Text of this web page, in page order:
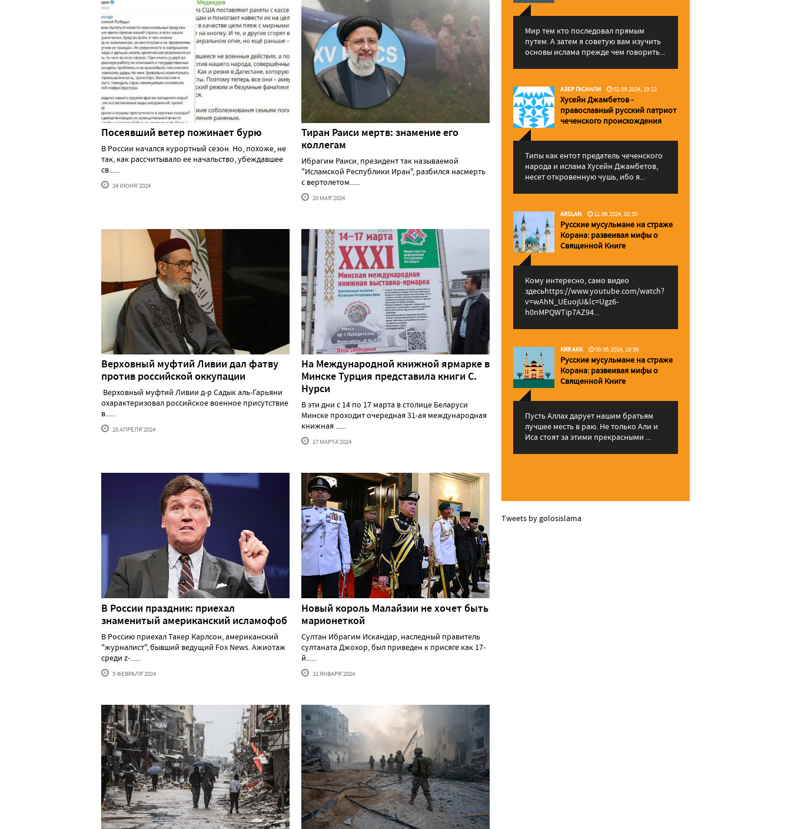
Посеявший ветер пожинает бурю
В России начался курортный сезон. Но, похоже, не
так, как рассчитывало ее начальство, убеждавшее
св......
24 ИЮНЯ'2024
Тиран Раиси мертв: знамение его
коллегам
Ибрагим Раиси, президент так называемой
"Исламской Республики Иран", разбился насмерть
с вертолетом......
20 МАЯ'2024
Верховный муфтий Ливии дал фатву
против российской оккупации
Верховный муфтий Ливии д-р Садык аль-Гарьяни
охарактеризовал российское военное присутствие
в......
28 АПРЕЛЯ'2024
На Международной книжной ярмарке в
Минске Турция представила книги С.
Нурси
В эти дни с 14 по 17 марта в столице Беларуси
Минске проходит очередная 31-ая международная
книжная ......
17 МАРТА'2024
В России праздник: приехал
знаменитый американский исламофоб
В Россию приехал Такер Карлсон, американский
"журналист", бывший ведущий Fox News. Ажиотаж
среди z-......
5 ФЕВРАЛЯ'2024
Новый король Малайзии не хочет быть
марионеткой
Султан Ибрагим Искандар, наследный правитель
султаната Джохор, был приведен к присяге как 17-
й......
31 ЯНВАРЯ'2024
Мир тем кто последовал прямым
путем. А затем я советую вам изучить
основы ислама прежде чем говорить...
АЗЕР ГАСАНЛИ 02.09.2024, 19:12
Хусейн Джамбетов -
православный русский патриот
чеченского происхождения
Типы как ентот предатель чеченского
народа и ислама Хусейн Джамбетов,
несет откровенную чушь, ибо я...
ARSLAN 11.06.2024, 02:50
Русские мусульмане на страже
Корана: pазвеивая мифы о
Священной Книге
Кому интересно, само видео
здесьhttps://www.youtube.com/watch?
v=wAhN_UEuojU&lc=Ugz6-
h0nMPQWTip7AZ94...
KRR AKK 09.06.2024, 18:56
Русские мусульмане на страже
Корана: pазвеивая мифы о
Священной Книге
Пусть Аллах дарует нашим братьям
лучшее месть в раю. Не только Али и
Иса стоят за этими прекрасными ...
Tweets by golosislama